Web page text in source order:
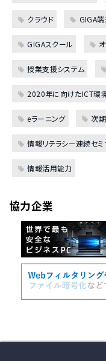
クラウド GIGA端
GIGAスクール
授業支援システム
2020年に向けたICT環
eラーニング 次
情報リテラシー連続セミ
情報活用能力
協力企業